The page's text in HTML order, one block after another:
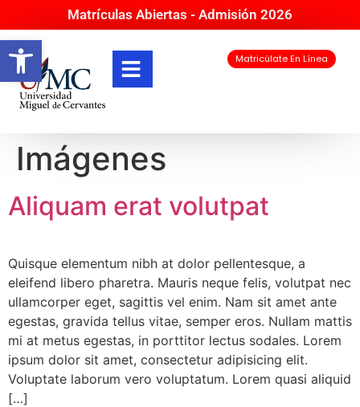
Abrir barra de herramientas
Matrículas Abiertas - Admisión 2026
Matricúlate En Línea
Imágenes
Aliquam erat volutpat
Quisque elementum nibh at dolor pellentesque, a
eleifend libero pharetra. Mauris neque felis, volutpat nec
ullamcorper eget, sagittis vel enim. Nam sit amet ante
egestas, gravida tellus vitae, semper eros. Nullam mattis
mi at metus egestas, in porttitor lectus sodales. Lorem
ipsum dolor sit amet, consectetur adipisicing elit.
Voluptate laborum vero voluptatum. Lorem quasi aliquid
[…]